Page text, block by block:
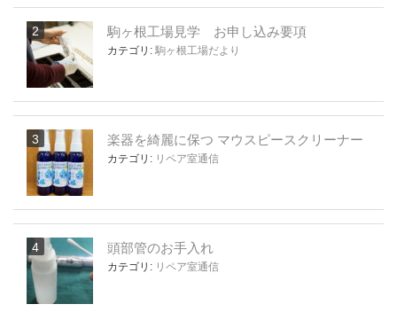
駒ヶ根工場見学 お申し込み要項
カテゴリ: 駒ヶ根工場だより
楽器を綺麗に保つ マウスピースクリーナー
カテゴリ: リペア室通信
頭部管のお手入れ
カテゴリ: リペア室通信